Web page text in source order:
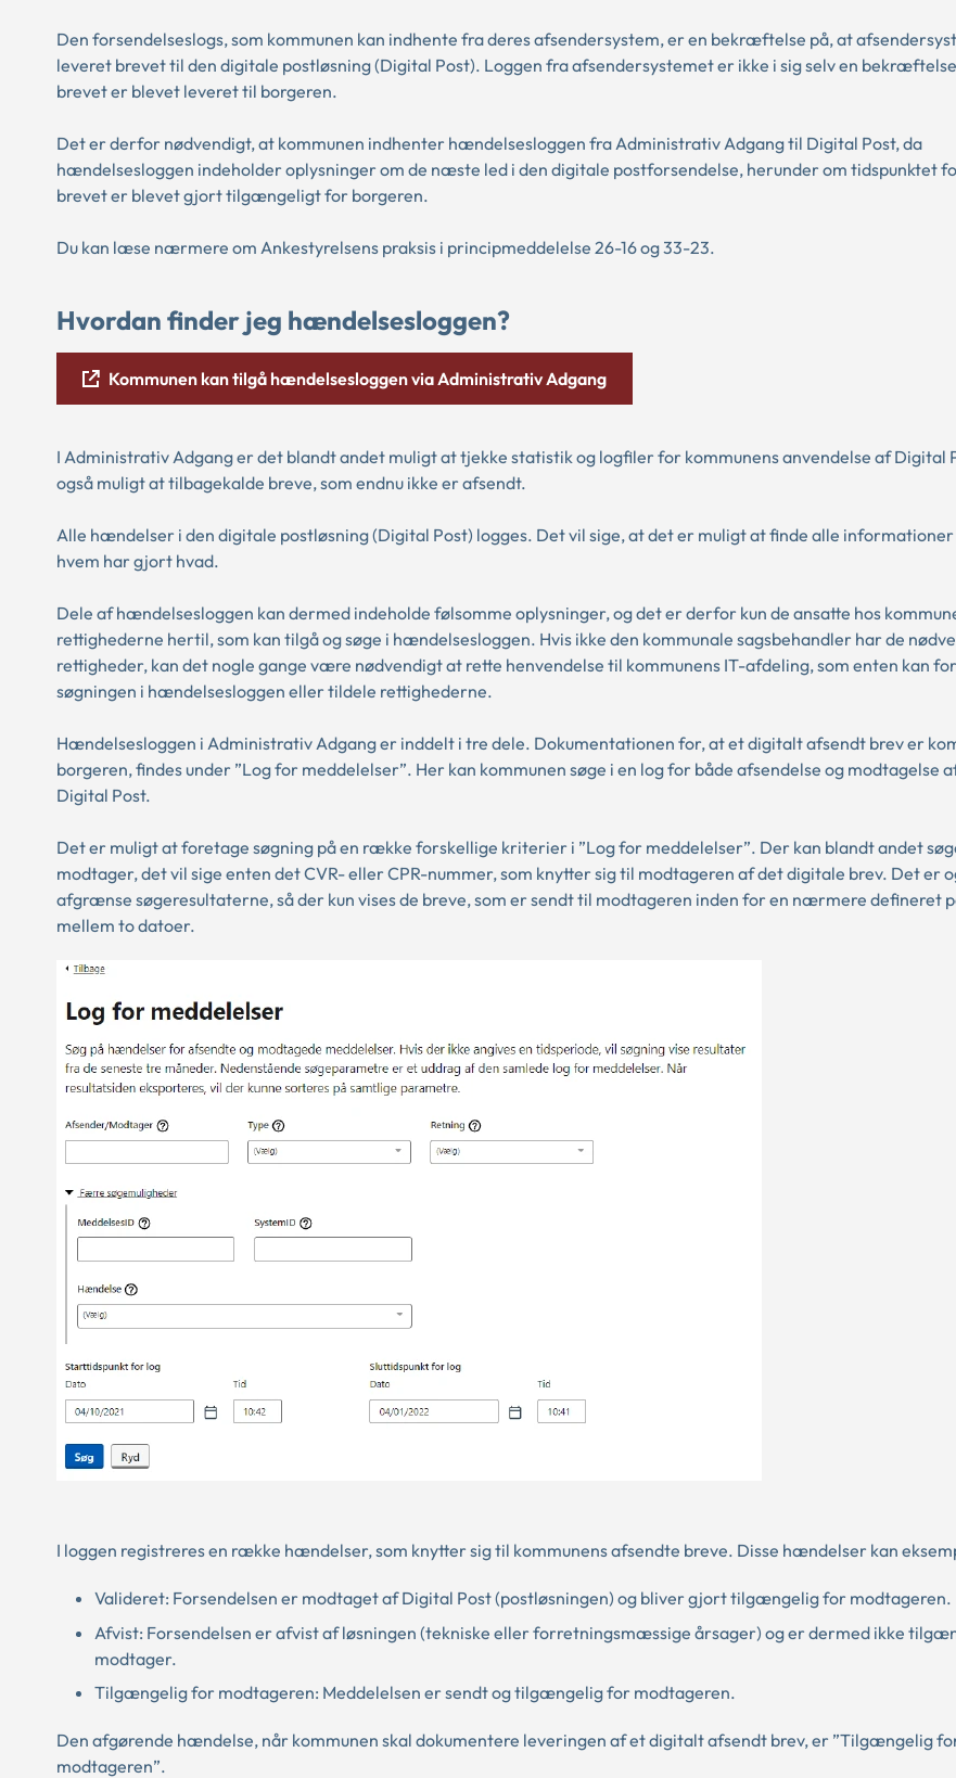
Den forsendelseslogs, som kommunen kan indhente fra deres afsendersystem, er en bekræftelse på, at
leveret brevet til den digitale postløsning (Digital Post). Loggen fra afsendersystemet er ikke i sig selv en
brevet er blevet leveret til borgeren.
Det er derfor nødvendigt, at kommunen indhenter hændelsesloggen fra Administrativ Adgang til Digital Post, da
hændelsesloggen indeholder oplysninger om de næste led i den digitale postforsendelse, herunder om tidspunktet
brevet er blevet gjort tilgængeligt for borgeren.
Du kan læse nærmere om Ankestyrelsens praksis i principmeddelelse 26-16og33-23.
Hvordan finder jeg hændelsesloggen?
Kommunen kan tilgå hændelsesloggen via Administrativ Adgang
I Administrativ Adgang er det blandt andet muligt at tjekke statistik og logfiler for kommunens anvendelse af Digital
også muligt at tilbagekalde breve, som endnu ikke er afsendt.
Alle hændelser i den digitale postløsning (Digital Post) logges. Det vil sige, at det er muligt at finde alle
hvem har gjort hvad.
Dele af hændelsesloggen kan dermed indeholde følsomme oplysninger, og det er derfor kun de ansatte hos
rettighederne hertil, som kan tilgå og søge i hændelsesloggen. Hvis ikke den kommunale sagsbehandler har de
rettigheder, kan det nogle gange være nødvendigt at rette henvendelse til kommunens IT-afdeling, som enten kan
søgningen i hændelsesloggen eller tildele rettighederne.
Hændelsesloggen i Administrativ Adgang er inddelt i tre dele. Dokumentationen for, at et digitalt afsendt brev er
borgeren, findes under ”Log for meddelelser”. Her kan kommunen søge i en log for både afsendelse og modtagelse
Digital Post.
Det er muligt at foretage søgning på en række forskellige kriterier i ”Log for meddelelser”. Der kan blandt andet
modtager, det vil sige enten det CVR- eller CPR-nummer, som knytter sig til modtageren af det digitale brev. Det er
afgrænse søgeresultaterne, så der kun vises de breve, som er sendt til modtageren inden for en nærmere defineret
mellem to datoer.
I loggen registreres en række hændelser, som knytter sig til kommunens afsendte breve. Disse hændelser kan
Valideret: Forsendelsen er modtaget af Digital Post (postløsningen) og bliver gjort tilgængelig for modtageren.
Afvist: Forsendelsen er afvist af løsningen (tekniske eller forretningsmæssige årsager) og er dermed ikke
modtager.
Tilgængelig for modtageren: Meddelelsen er sendt og tilgængelig for modtageren.
Den afgørende hændelse, når kommunen skal dokumentere leveringen af et digitalt afsendt brev, er ”Tilgængelig
modtageren”.